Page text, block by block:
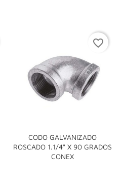
CODO GALVANIZADO
ROSCADO 1.1/4" X 90 GRADOS
CONEX
favorite_border